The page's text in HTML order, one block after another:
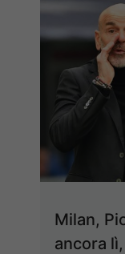
Milan,
ancora